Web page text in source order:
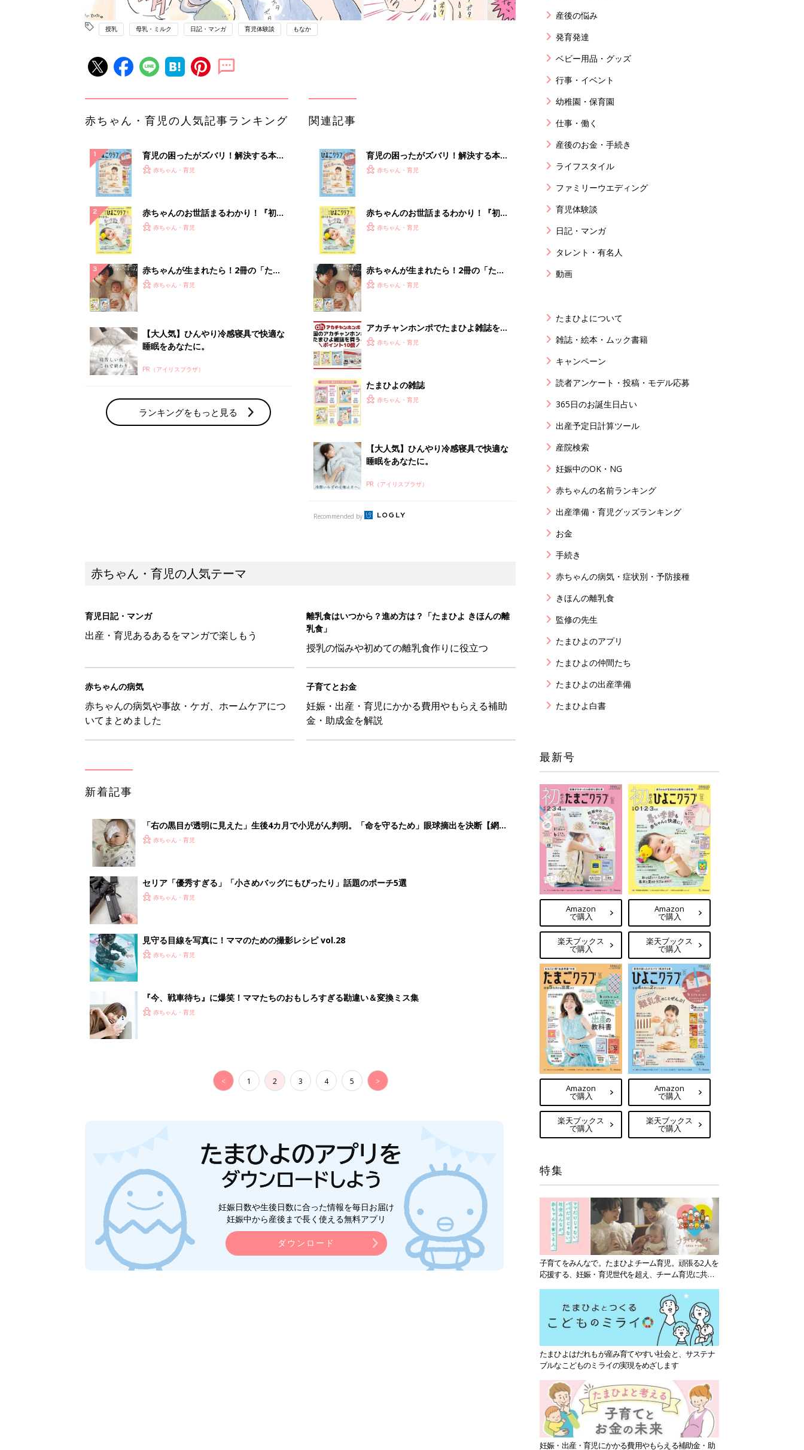
授乳 母乳・ミルク 日記・マンガ 育児体験談 もなか
赤ちゃん・育児の人気記事ランキング
育児の困ったがズバリ！解決する本
『ひよこクラブ 秋号』 4カ月～2才
赤ちゃん・育児
赤ちゃんのお世話まるわかり！『初め
てのひよこクラブ 夏号』〈巻頭大特
赤ちゃん・育児
赤ちゃんが生まれたら！2冊の「たま
ひよ」
赤ちゃん・育児
【大人気】ひんやり冷感寝具で快適な
睡眠をあなたに。
PR（アイリスプラザ）
ランキングをもっと見る
関連記事
育児の困ったがズバリ！解決する本
『ひよこクラブ 秋号』 4カ月～2才
赤ちゃん・育児
赤ちゃんのお世話まるわかり！『初め
てのひよこクラブ 夏号』〈巻頭大特
赤ちゃん・育児
赤ちゃんが生まれたら！2冊の「たま
ひよ」
赤ちゃん・育児
アカチャンホンポでたまひよ雑誌を買
うとポイント10倍【期間限定】
赤ちゃん・育児
たまひよの雑誌
赤ちゃん・育児
【大人気】ひんやり冷感寝具で快適な
睡眠をあなたに。
PR（アイリスプラザ）
Recommended by
赤ちゃん・育児の人気テーマ
育児日記・マンガ
出産・育児あるあるをマンガで楽しもう
離乳食はいつから？進め方は？「たまひよ きほんの離
乳食」
授乳の悩みや初めての離乳食作りに役立つ
赤ちゃんの病気
赤ちゃんの病気や事故・ケガ、ホームケアにつ
いてまとめました
子育てとお金
妊娠・出産・育児にかかる費用やもらえる補助
金・助成金を解説
新着記事
「右の黒目が透明に見えた」生後4カ月で小児がん判明。「命を守るため」眼球摘出を決断【網膜
芽細胞腫】
赤ちゃん・育児
セリア「優秀すぎる」「小さめバッグにもぴったり」話題のポーチ5選
赤ちゃん・育児
見守る目線を写真に！ママのための撮影レシピ vol.28
赤ちゃん・育児
『今、戦車待ち』に爆笑！ママたちのおもしろすぎる勘違い＆変換ミス集
赤ちゃん・育児
< 1 2 3 4 5 >
妊娠日数や生後日数に合った情報を毎日お届け
妊娠中から産後まで長く使える無料アプリ
ダウンロード
産後の悩み
発育発達
ベビー用品・グッズ
行事・イベント
幼稚園・保育園
仕事・働く
産後のお金・手続き
ライフスタイル
ファミリーウエディング
育児体験談
日記・マンガ
タレント・有名人
動画
たまひよについて
雑誌・絵本・ムック書籍
キャンペーン
読者アンケート・投稿・モデル応募
365日のお誕生日占い
出産予定日計算ツール
産院検索
妊娠中のOK・NG
赤ちゃんの名前ランキング
出産準備・育児グッズランキング
お金
手続き
赤ちゃんの病気・症状別・予防接種
きほんの離乳食
監修の先生
たまひよのアプリ
たまひよの仲間たち
たまひよの出産準備
たまひよ白書
最新号
Amazon
で購入
楽天ブックス
で購入
Amazon
で購入
楽天ブックス
で購入
Amazon
で購入
楽天ブックス
で購入
Amazon
で購入
楽天ブックス
で購入
特集
子育てをみんなで。たまひよチーム育児。頑張る2人を
応援する、妊娠・育児世代を超え、チーム育児に共感
たまひよはだれもが産み育てやすい社会と、サステナ
ブルなこどものミライの実現をめざします
妊娠・出産・育児にかかる費用やもらえる補助金・助